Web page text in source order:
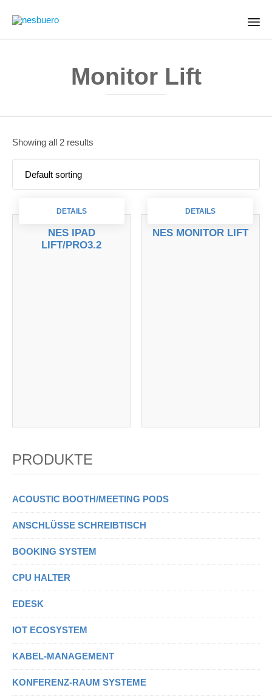
content
Monitor Lift
Showing all 2 results
DETAILS
NES IPAD
LIFT/PRO3.2
DETAILS
NES MONITOR LIFT
PRODUKTE
ACOUSTIC BOOTH/MEETING PODS
ANSCHLÜSSE SCHREIBTISCH
BOOKING SYSTEM
CPU HALTER
EDESK
IOT ECOSYSTEM
KABEL-MANAGEMENT
KONFERENZ-RAUM SYSTEME